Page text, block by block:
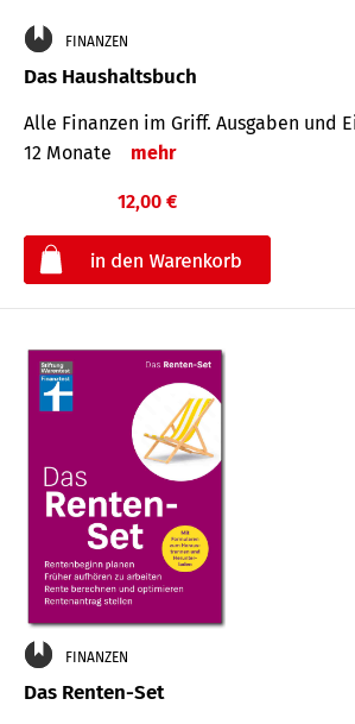
FINANZEN
Das Haushaltsbuch
Alle Finanzen im Griff. Aus­gaben und
12 Monate
mehr
12,00 €
FINANZEN
Das Renten-Set